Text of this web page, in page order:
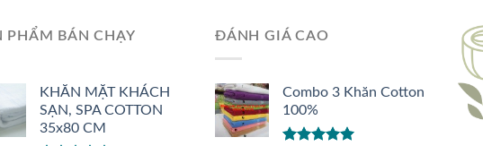
PHẨM BÁN CHẠY
KHĂN MẶT KHÁCH
SẠN, SPA COTTON
35x80 CM
ĐÁNH GIÁ CAO
Combo 3 Khăn Cotton
100%